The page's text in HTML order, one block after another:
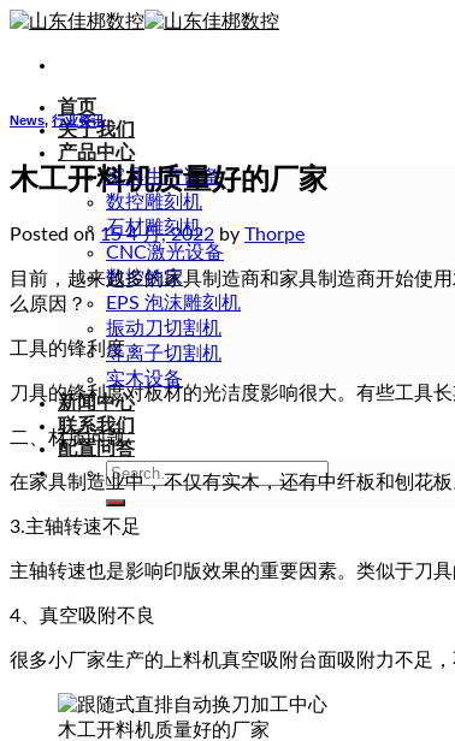
Skip
content
首页
关于我们
产品中心
家具生产设备
数控雕刻机
石材雕刻机
CNC激光设备
数控铣床
EPS 泡沫雕刻机
振动刀切割机
等离子切割机
实木设备
新闻中心
联系我们
配置问答
Search
for:
News, 行业资讯
木工开料机质量好的厂家
Posted on 15 4 月, 2022 by Thorpe
目前，越来越多的家具制造商和家具制造商开始使
么原因？
工具的锋利度
刀具的锋利度对板材的光洁度影响很大。有些工具
二、材质问题
在家具制造业中，不仅有实木，还有中纤板和刨花
3.主轴转速不足
主轴转速也是影响印版效果的重要因素。类似于刀
4、真空吸附不良
很多小厂家生产的上料机真空吸附台面吸附力不足
木工开料机质量好的厂家